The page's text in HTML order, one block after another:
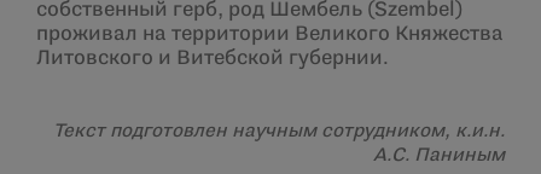
собственный герб, род Шембель (Szembel)
проживал на территории Великого Княжества
Литовского и Витебской губернии.
Текст подготовлен научным сотрудником, к.и.н.
А.С. Паниным